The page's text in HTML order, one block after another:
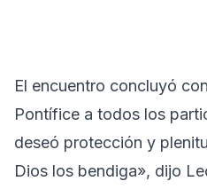
El encuentro concluyó
Pontífice a todos los
deseó protección y
Dios los bendiga», dijo